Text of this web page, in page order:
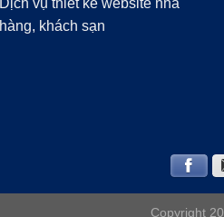
hàng, khách sạn
Copyright